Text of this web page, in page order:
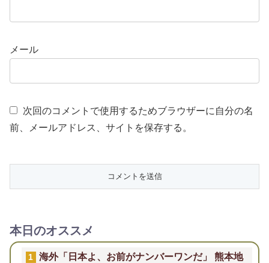
メール
次回のコメントで使用するためブラウザーに自分の名
前、メールアドレス、サイトを保存する。
本日のオススメ
1
海外「日本よ、お前がナンバーワンだ」 熊本地